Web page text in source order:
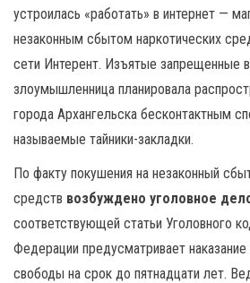
устроилась «работать» в интернет —
незаконным сбытом наркотических
сети Интерент. Изъятые запрещенные
злоумышленница планировала
города Архангельска бесконтактным
называемые тайники-закладки.
По факту покушения на незаконный
средств возбуждено уголовное
соответствующей статьи Уголовного
Федерации предусматривает
свободы на срок до пятнадцати лет.